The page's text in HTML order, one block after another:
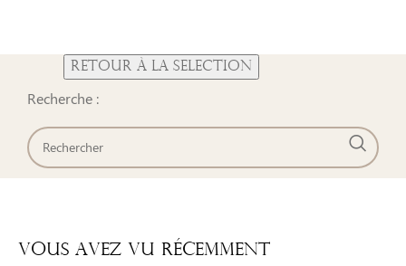
Recherche :
Vous Avez Vu Récemment